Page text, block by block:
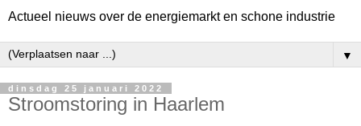
Actueel nieuws over de energiemarkt en schone industrie
▼
dinsdag 25 januari 2022
Stroomstoring in Haarlem